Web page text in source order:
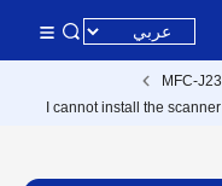
MFC-
I cannot install the